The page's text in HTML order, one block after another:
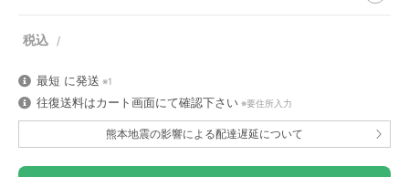
最短 に発送 ※1
往復送料はカート画面にて確認下さい ※要住所入力
熊本地震の影響による配達遅延について